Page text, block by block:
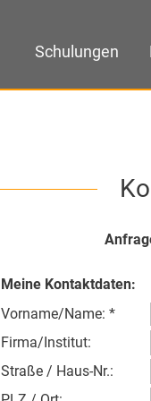
Schulungen
Meine Kontaktdaten:
Vorname/Name: *
Firma/Institut:
Straße / Haus-Nr.: